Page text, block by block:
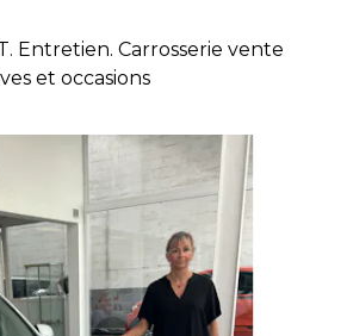
Entretien. Carrosserie vente
et occasions